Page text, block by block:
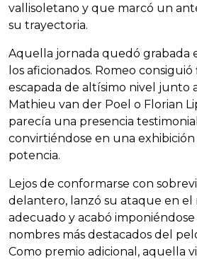
vallisoletano y que marcó un
su trayectoria.
Aquella jornada quedó grabada
los aficionados. Romeo
escapada de altísimo nivel junto
Mathieu van der Poel o Florian
parecía una presencia
convirtiéndose en una
potencia.
Lejos de conformarse con
delantero, lanzó su ataque en
adecuado y acabó
nombres más destacados del
Como premio adicional, aquella